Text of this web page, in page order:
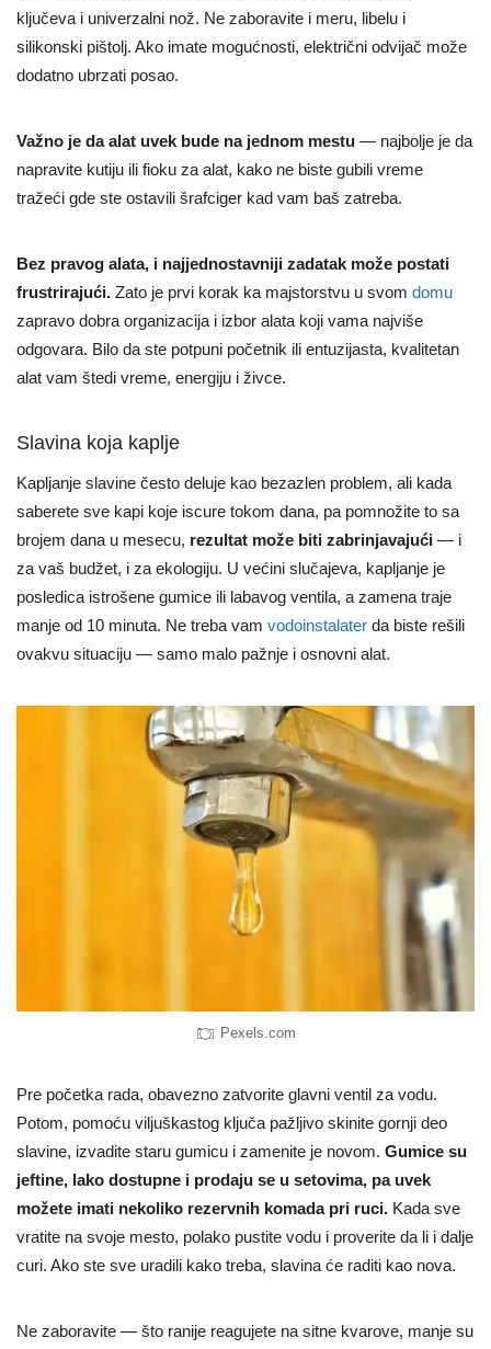
ključeva i univerzalni nož. Ne zaboravite i meru, libelu i
silikonski pištolj. Ako imate mogućnosti, električni odvijač može
dodatno ubrzati posao.
Važno je da alat uvek bude na jednom mestu — najbolje je da
napravite kutiju ili fioku za alat, kako ne biste gubili vreme
tražeći gde ste ostavili šrafciger kad vam baš zatreba.
Bez pravog alata, i najjednostavniji zadatak može postati
frustrirajući. Zato je prvi korak ka majstorstvu u svom domu
zapravo dobra organizacija i izbor alata koji vama najviše
odgovara. Bilo da ste potpuni početnik ili entuzijasta, kvalitetan
alat vam štedi vreme, energiju i živce.
Slavina koja kaplje
Kapljanje slavine često deluje kao bezazlen problem, ali kada
saberete sve kapi koje iscure tokom dana, pa pomnožite to sa
brojem dana u mesecu, rezultat može biti zabrinjavajući — i
za vaš budžet, i za ekologiju. U većini slučajeva, kapljanje je
posledica istrošene gumice ili labavog ventila, a zamena traje
manje od 10 minuta. Ne treba vam vodoinstalater da biste rešili
ovakvu situaciju — samo malo pažnje i osnovni alat.
Pexels.com
Pre početka rada, obavezno zatvorite glavni ventil za vodu.
Potom, pomoću viljuškastog ključa pažljivo skinite gornji deo
slavine, izvadite staru gumicu i zamenite je novom. Gumice su
jeftine, lako dostupne i prodaju se u setovima, pa uvek
možete imati nekoliko rezervnih komada pri ruci. Kada sve
vratite na svoje mesto, polako pustite vodu i proverite da li i dalje
curi. Ako ste sve uradili kako treba, slavina će raditi kao nova.
Ne zaboravite — što ranije reagujete na sitne kvarove, manje su